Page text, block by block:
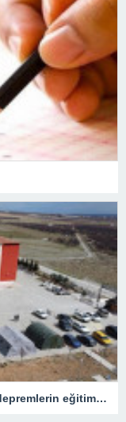
Strateji ve Bütçe Başkanlığının raporu depremlerin eğitime etkisini ortaya koydu